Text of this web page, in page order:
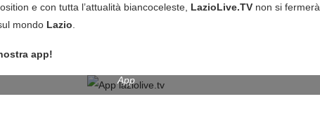
e con tutta l’attualità biancoceleste, LazioLive.TV non si
mondo Lazio
app!
App